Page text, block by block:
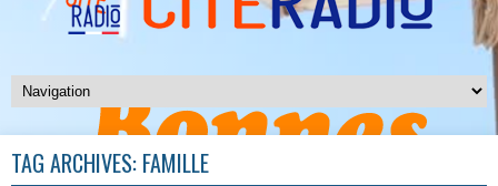
TAG ARCHIVES: FAMILLE